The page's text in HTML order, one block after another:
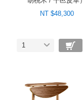
NT $48,300
1